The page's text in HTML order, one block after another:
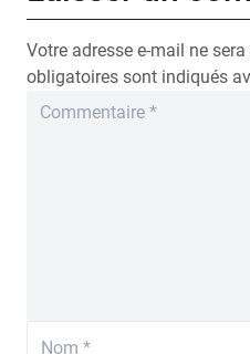
Votre adresse e-mail ne
obligatoires sont indiqués